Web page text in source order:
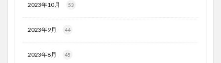
2023年10月 53
2023年9月 44
2023年8月 45